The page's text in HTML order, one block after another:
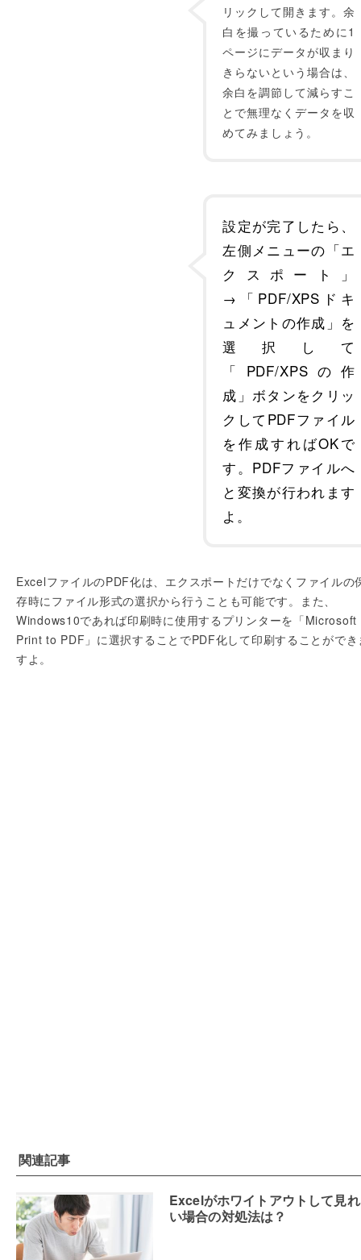
リックして開きます。余
白を撮っているために1
ページにデータが収まり
きらないという場合は、
余白を調節して減らすこ
とで無理なくデータを収
めてみましょう。
設定が完了したら、
左側メニューの「エ
クスポート」
→「PDF/XPSドキ
ュメントの作成」を
選択して
「PDF/XPSの作
成」ボタンをクリッ
クしてPDFファイル
を作成すればOKで
す。PDFファイルへ
と変換が行われます
よ。
ExcelファイルのPDF化は、エクスポートだけでなくファイルの
存時にファイル形式の選択から行うことも可能です。また、
Windows10であれば印刷時に使用するプリンターを「Microsoft
Print to PDF」に選択することでPDF化して印刷することができ
すよ。
関連記事
Excelがホワイトアウトして見
い場合の対処法は？